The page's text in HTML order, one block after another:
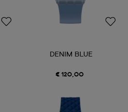
DENIM BLUE
€ 120,00